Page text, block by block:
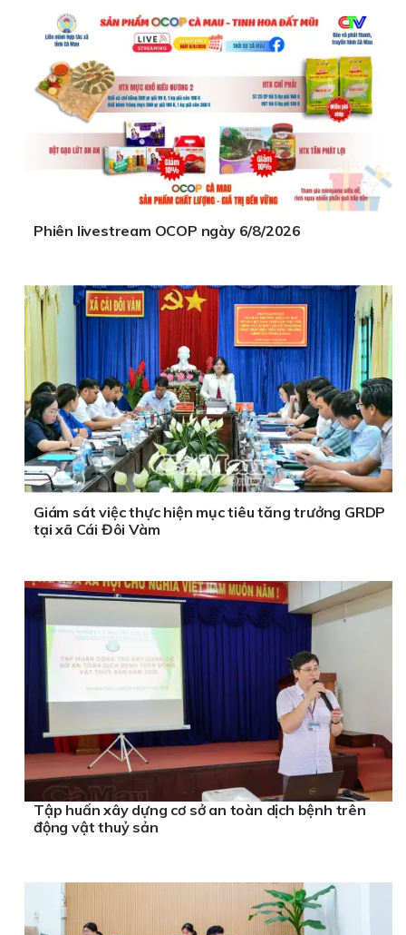
Phiên livestream OCOP ngày 6/8/2026
Giám sát việc thực hiện mục tiêu tăng trưởng GRDP
tại xã Cái Đôi Vàm
Tập huấn xây dựng cơ sở an toàn dịch bệnh trên
động vật thuỷ sản